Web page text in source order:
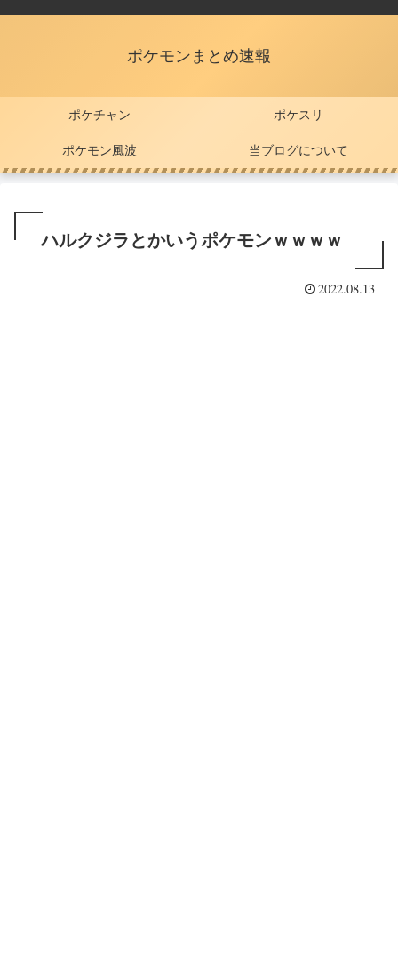
ポケモンまとめ速報
ポケチャン ポケスリ
ポケモン風波 当ブログについて
ハルクジラとかいうポケモンｗｗｗｗ
2022.08.13